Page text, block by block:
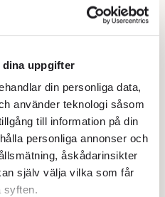
uppgifter
din personliga data,
använder teknologi såsom
till information på din
personliga annonser och
åskådarinsikter
själv välja vilka som får
syften.
var femte liter läcker
drömde
lågbegåvade
Filipstad
oroar sig